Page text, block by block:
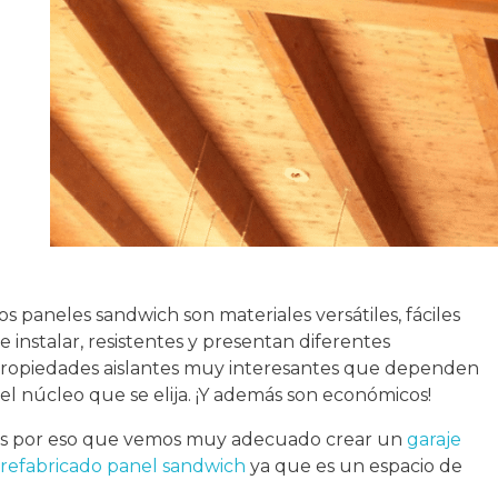
paneles sandwich son materiales versátiles, fáciles
instalar, resistentes y presentan diferentes
aislantes muy interesantes que dependen
núcleo que se elija. ¡Y además son económicos!
por eso que vemos muy adecuado crear un garaje
panel sandwich ya que es un espacio de